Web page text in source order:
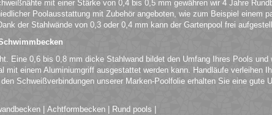
mit einer Stärke von 0,4 bis 0,5 mm gewähren wir 4 Jahre
Poolausstattung mit Zubehör angeboten, wie zum Beispiel einem
der Stahlwände von 0,3 oder 0,4 mm kann der Gartenpool frei
Eine 0,6 bis 0,8 mm dicke Stahlwand bildet den Umfang Ihres Pools
einem Aluminiumgriff ausgestattet werden kann. Handläufe verleihen
Schweißverbindungen unserer Marken-Poolfolie erhalten Sie eine gute
Achtformbecken Rund pools